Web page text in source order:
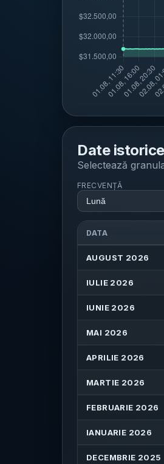
Date istorice
Selectează
FRECVENȚĂ
DATA
AUGUST 2026
IULIE 2026
IUNIE 2026
MAI 2026
APRILIE 2026
MARTIE 2026
FEBRUARIE 2026
IANUARIE 2026
DECEMBRIE 2025